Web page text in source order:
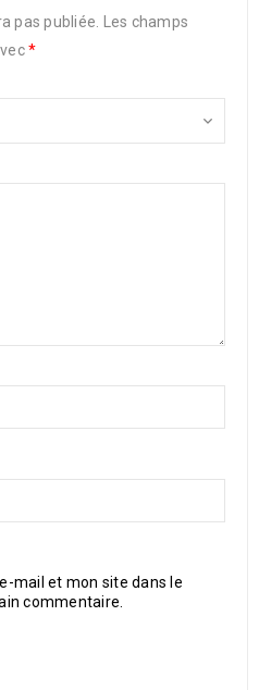
pas publiée.
Les champs
*
mail et mon site dans le
commentaire.